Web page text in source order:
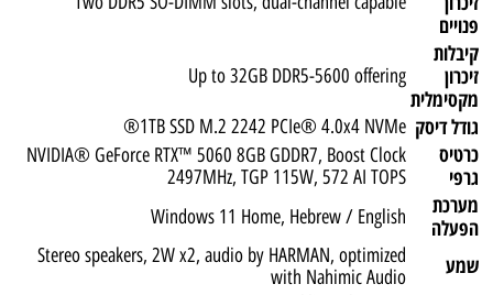
פנויים
קיבלות
זיכרון
מקסימלית
Up to 32GB DDR5-5600 offering
גודל דיסק 1TB SSD M.2 2242 PCIe® 4.0x4 NVMe®
כרטיס
גרפי
NVIDIA® GeForce RTX™ 5060 8GB GDDR7, Boost Clock
2497MHz, TGP 115W, 572 AI TOPS
מערכת
הפעלה
Windows 11 Home, Hebrew / English
שמע
Stereo speakers, 2W x2, audio by HARMAN, optimized
with Nahimic Audio